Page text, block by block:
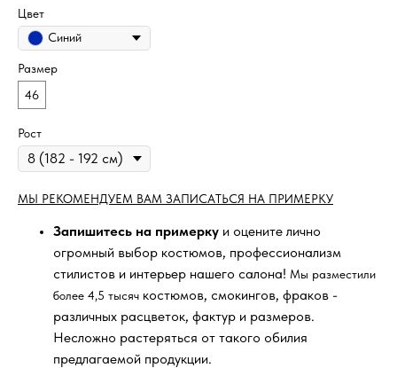
Цвет
Синий
Размер
46
Рост
МЫ РЕКОМЕНДУЕМ ВАМ ЗАПИСАТЬСЯ НА ПРИМЕРКУ
Запишитесь на примерку и оцените лично
огромный выбор костюмов, профессионализм
стилистов и интерьер нашего салона! Мы разместили
более 4,5 тысяч костюмов, смокингов, фраков -
различных расцветок, фактур и размеров.
Несложно растеряться от такого обилия
предлагаемой продукции.